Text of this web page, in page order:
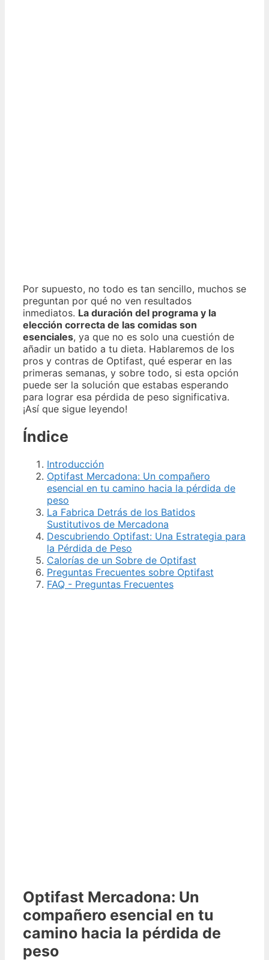
Por supuesto, no todo es tan sencillo, muchos se
preguntan por qué no ven resultados
inmediatos. La duración del programa y la
elección correcta de las comidas son
esenciales, ya que no es solo una cuestión de
añadir un batido a tu dieta. Hablaremos de los
pros y contras de Optifast, qué esperar en las
primeras semanas, y sobre todo, si esta opción
puede ser la solución que estabas esperando
para lograr esa pérdida de peso significativa.
¡Así que sigue leyendo!
Índice
Introducción
Optifast Mercadona: Un compañero
esencial en tu camino hacia la pérdida de
peso
La Fabrica Detrás de los Batidos
Sustitutivos de Mercadona
Descubriendo Optifast: Una Estrategia para
la Pérdida de Peso
Calorías de un Sobre de Optifast
Preguntas Frecuentes sobre Optifast
FAQ - Preguntas Frecuentes
Optifast Mercadona: Un
compañero esencial en tu
camino hacia la pérdida de
peso